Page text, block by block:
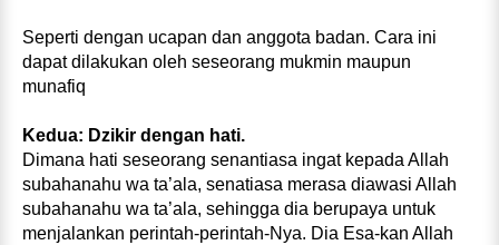
Seperti dengan ucapan dan anggota badan. Cara ini
dapat dilakukan oleh seseorang mukmin maupun
munafiq
Kedua: Dzikir dengan hati.
Dimana hati seseorang senantiasa ingat kepada Allah
subahanahu wa ta’ala, senatiasa merasa diawasi Allah
subahanahu wa ta’ala, sehingga dia berupaya untuk
menjalankan perintah-perintah-Nya. Dia Esa-kan Allah